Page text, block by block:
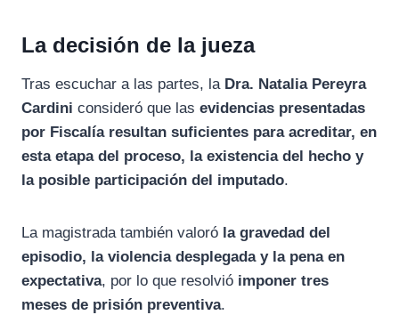
La decisión de la jueza
Tras escuchar a las partes, la Dra. Natalia Pereyra
Cardini consideró que las evidencias presentadas
por Fiscalía resultan suficientes para acreditar, en
esta etapa del proceso, la existencia del hecho y
la posible participación del imputado.
La magistrada también valoró la gravedad del
episodio, la violencia desplegada y la pena en
expectativa, por lo que resolvió imponer tres
meses de prisión preventiva.